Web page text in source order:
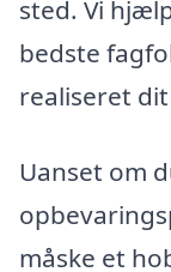
sted. Vi
bedste
realiseret
Uanset om
måske et